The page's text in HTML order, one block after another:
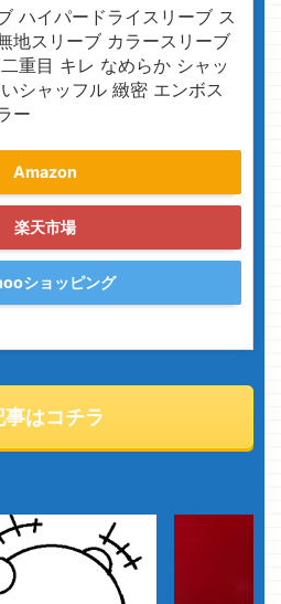
ハイパードライスリーブ ス
地スリーブ カラースリーブ
重目 キレ なめらか シャッ
シャッフル 緻密 エンボス
ー
Amazon
楽天市場
ショッピング
はコチラ